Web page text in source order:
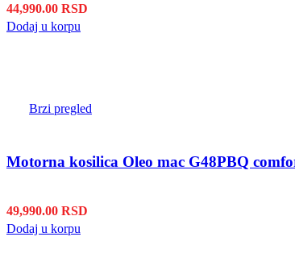
44,990.00 RSD
Dodaj u korpu
Brzi pregled
Motorna kosilica Oleo mac G48PBQ
49,990.00 RSD
Dodaj u korpu